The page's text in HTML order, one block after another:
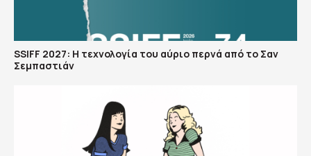
SSIFF 2027: Η τεχνολογία του αύριο περνά από το Σαν
Σεμπαστιάν